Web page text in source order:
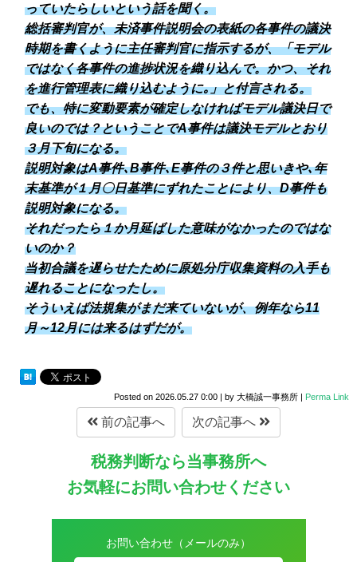
っていたらしいという話を聞く。
総括審判官が、未済事件説明会の表紙の各事件の議決
時期を書くように主任審判官に指示するが、「モデル
ではなく各事件の進捗状況を織り込んで。かつ、それ
を進行管理表に織り込むように｡」と付言される。
でも、特に変動要素が確定しなければモデル議決日で
良いのでは？ということでA事件は議決モデルとおり
３月下旬になる。
説明対象はA事件､B事件､E事件の３件と思いきや､年
末基準が１月〇日基準にずれたことにより、D事件も
説明対象になる。
それだったら１か月延ばした意味がなかったのではな
いのか？
当初合議を遅らせたために原処分庁収集資料の入手も
遅れることになったし。
そういえば法規集がまだ来ていないが、例年なら11
月～12月には来るはずだが。
Posted on 2026.05.27 0:00 | by 大橋誠一事務所 | Perma Link
前の記事へ 次の記事へ
税務判断なら当事務所へ
お気軽にお問い合わせください
お問い合わせ（メールのみ）